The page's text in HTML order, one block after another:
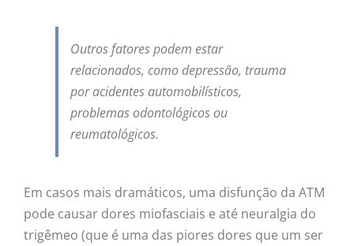
Outros fatores podem estar
relacionados, como depressão, trauma
por acidentes automobilísticos,
problemas odontológicos ou
reumatológicos.
Em casos mais dramáticos, uma disfunção da ATM
pode causar dores miofasciais e até neuralgia do
trigêmeo (que é uma das piores dores que um ser